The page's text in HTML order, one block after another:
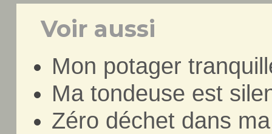
Voir aussi
Mon potager
Ma tondeuse est
Zéro déchet dans